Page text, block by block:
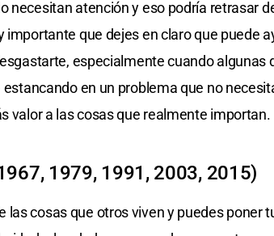
necesitan atención y eso podría retrasar
importante que dejes en claro que puede
especialmente cuando algunas
en un problema que no
valor a las cosas que realmente importan.
1979, 1991, 2003, 2015)
las cosas que otros viven y puedes poner